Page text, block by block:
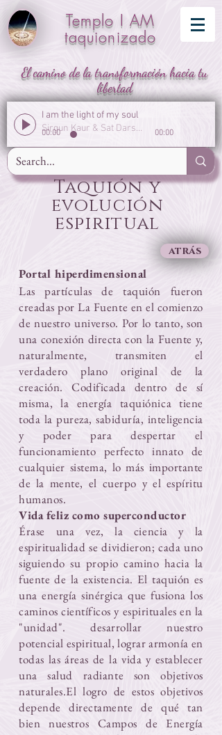
Templo I AM
taquionizado
El camino de la transformación hacia tu
libertad
I am the light of my soul
Sirgun Kaur & Sat Darshan Singh
00:00 00:00
Taquión y
evolución
espiritual
atrás
Portal hiperdimensional
Las partículas de taquión fueron
creadas por La Fuente en el comienzo
de nuestro universo. Por lo tanto, son
una conexión directa con la Fuente y,
naturalmente, transmiten el
verdadero plano original de la
creación. Codificada dentro de sí
misma, la energía taquiónica tiene
toda la pureza, sabiduría, inteligencia
y poder para despertar el
funcionamiento perfecto innato de
cualquier sistema, lo más importante
de la mente, el cuerpo y el espíritu
humanos.
Vida feliz como superconductor
Érase una vez, la ciencia y la
espiritualidad se dividieron; cada uno
siguiendo su propio camino hacia la
fuente de la existencia. El taquión es
una energía sinérgica que fusiona los
caminos científicos y espirituales en la
"unidad". desarrollar nuestro
potencial espiritual, lograr armonía en
todas las áreas de la vida y establecer
una salud radiante son objetivos
naturales.El logro de estos objetivos
depende directamente de qué tan
bien nuestros Campos de Energía